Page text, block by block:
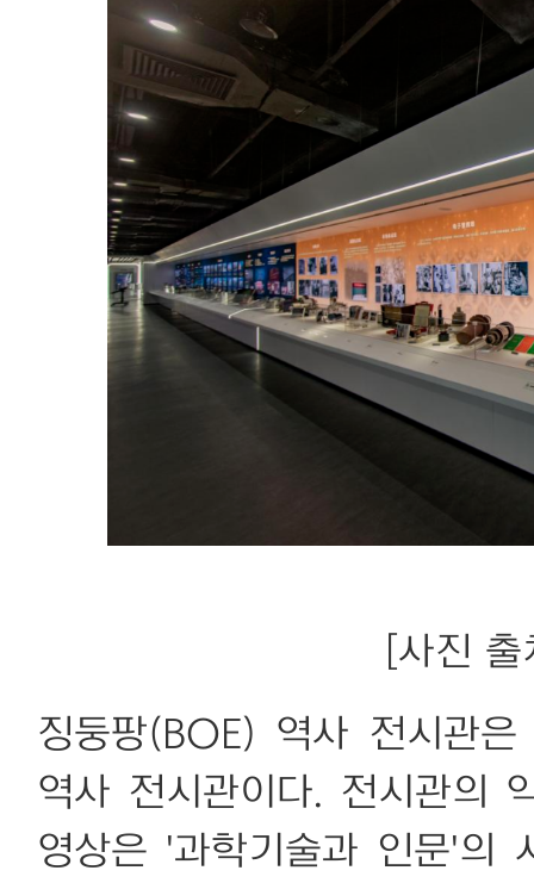
[사진
징둥팡(BOE) 역사 전시관
역사 전시관이다. 전시관의
영상은 '과학기술과 인문'의